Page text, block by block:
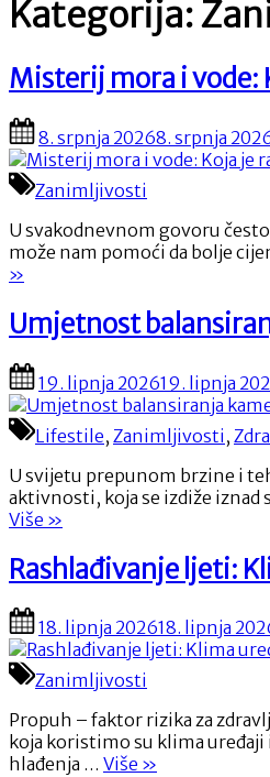
Kategorija:
Misterij mora i vode:
Posted
on
8. srpnja 20268. srpnja
Zanimljivosti
U svakodnevnom govoru
može nam pomoći da bolje
»
Umjetnost
Posted
on
19. lipnja 202619. lipnja
Lifestile, Zanimljivosti ,
U svijetu prepunom brzine i
aktivnosti, koja se izdiže iznad
Više “Umjetnost
kamena:
Kad
i
fokus
postaju
umjetnost”
»
Rashlađivanje ljeti:
Posted
on
18. lipnja 202618. lipnja
Zanimljivosti
Propuh – faktor rizika za
koja koristimo su klima
hlađenja … Više “Rashlađivanje
»